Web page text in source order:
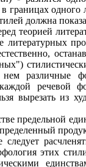
одного
должна
теорией
литературных
нем
каждой
вырезать из
предельной
этих